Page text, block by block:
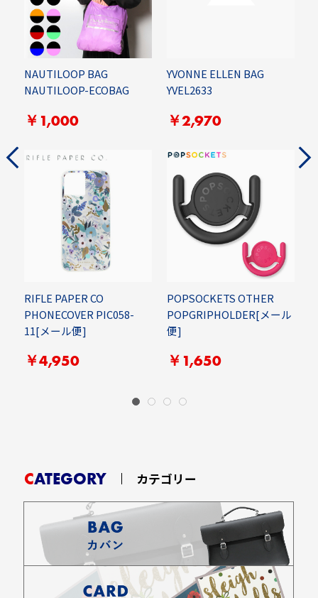
NAUTILOOP BAG
NAUTILOOP-ECOBAG
￥1,000
YVONNE ELLEN BAG
YVEL2633
￥2,970
RIFLE PAPER CO
PHONECOVER PIC058-
11[メール便]
￥4,950
POPSOCKETS OTHER
POPGRIPHOLDER[メール
便]
￥1,650
CATEGORY カテゴリー